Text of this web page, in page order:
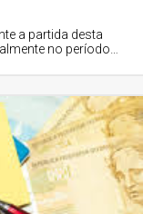
a partida desta
no período